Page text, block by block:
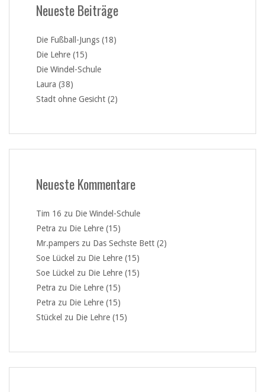
Neueste Beiträge
Die Fußball-Jungs (18)
Die Lehre (15)
Die Windel-Schule
Laura (38)
Stadt ohne Gesicht (2)
Neueste Kommentare
Tim 16 zu Die Windel-Schule
Petra zu Die Lehre (15)
Mr.pampers zu Das Sechste Bett (2)
Soe Lückel zu Die Lehre (15)
Soe Lückel zu Die Lehre (15)
Petra zu Die Lehre (15)
Petra zu Die Lehre (15)
Stückel zu Die Lehre (15)